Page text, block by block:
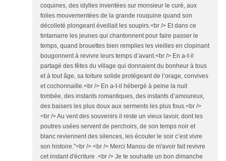
coquines, des idylles inventées sur monsieur le curé, aux
folies mouvementées de la grande rouquine quand son
décolleté plongeant éveillait les soupirs.<br /> Et dans ce
tintamarre les jeunes qui chantonnent pour faire passer le
temps, quand brouettes bien remplies les vieilles en clopinant
bougonnent à revivre leurs temps d’avant.<br /> En a-t-il
partagé des fêtes du village qui donnaient du bonheur à tous
et à tout âge, sa toiture solide protégeant de l’orage, convives
et cochonnaille.<br /> En a-t-il hébergé à peine la nuit
tombée, des instants romantiques, des instants d’amoureux,
des baisers les plus doux aux serments les plus fous.<br />
<br /> Au vent des souvenirs il reste un vieux lavoir, dont les
poutres usées servent de perchoirs, de son temps noir et
blanc reviennent des silences, les écouter le soir c’est vivre
son histoire."<br /> <br /> Merci Manou de m'avoir fait revivre
cet instant d'écriture .<br /> Je te souhaite un bon dimanche